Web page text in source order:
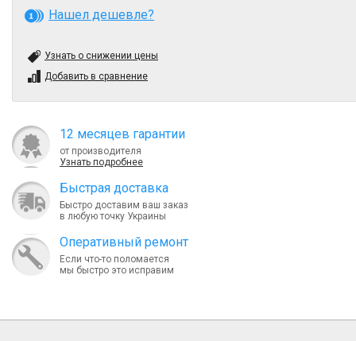
Нашел дешевле?
Узнать о снижении цены
Добавить в сравнение
12 месяцев гарантии
от производителя
Узнать подробнее
Быcтрая доставка
Быстро доставим ваш заказ
в любую точку Украины
Оперативный ремонт
Если что-то поломается
мы быстро это исправим